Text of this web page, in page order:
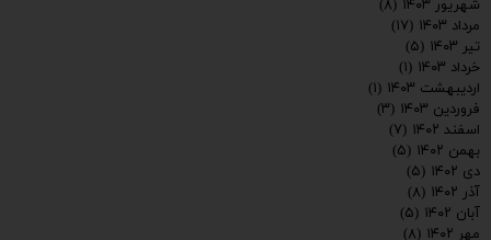
ارسال
شهریور ۱۴۰۳
(۸)
مرداد ۱۴۰۳
(۱۷)
تیر ۱۴۰۳
(۵)
خرداد ۱۴۰۳
(۱)
اردیبهشت ۱۴۰۳
(۱)
فروردین ۱۴۰۳
(۳)
اسفند ۱۴۰۲
(۷)
بهمن ۱۴۰۲
(۵)
دی ۱۴۰۲
(۵)
آذر ۱۴۰۲
(۸)
آبان ۱۴۰۲
(۵)
مهر ۱۴۰۲
(۸)